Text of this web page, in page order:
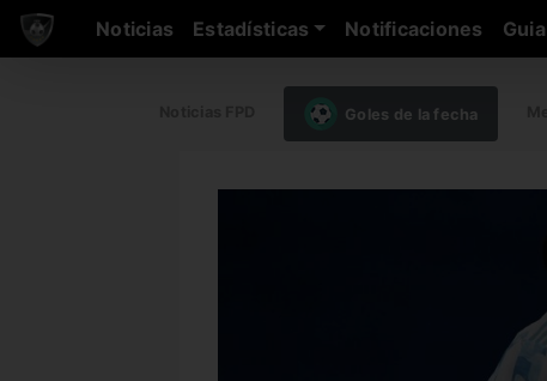
Noticias Estadísticas Notificaciones
Goles de la fecha